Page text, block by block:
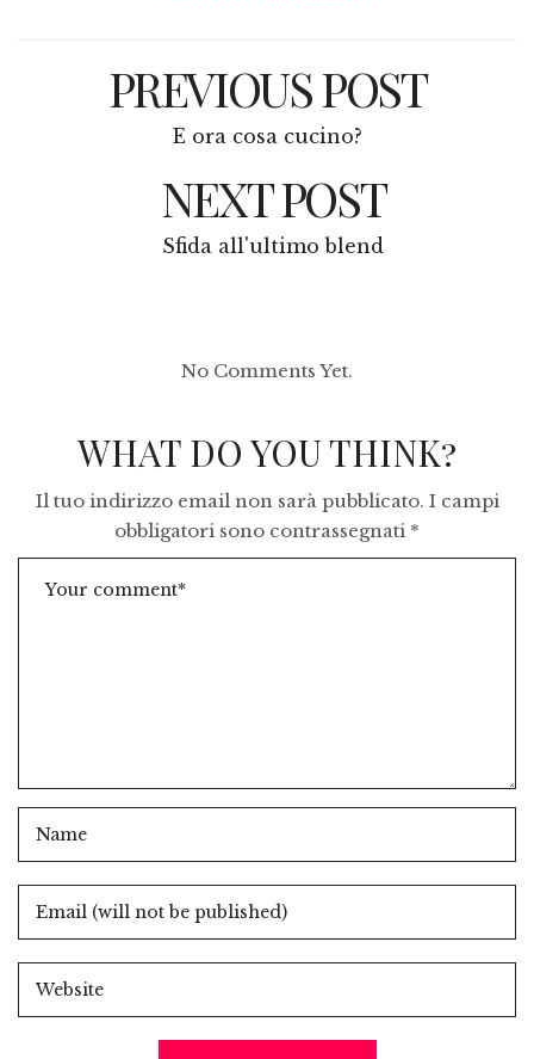
PREVIOUS POST
E ora cosa cucino?
NEXT POST
Sfida all'ultimo blend
No Comments Yet.
WHAT DO YOU THINK?
Il tuo indirizzo email non sarà pubblicato. I campi
obbligatori sono contrassegnati *